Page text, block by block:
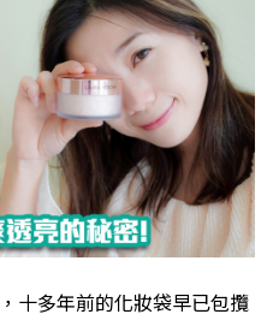
十多年前的化妝袋早已包攬